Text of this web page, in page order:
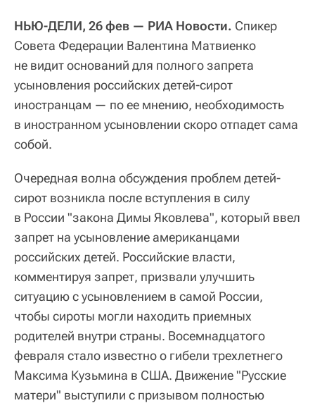
НЬЮ-ДЕЛИ, 26 фев — РИА Новости. Спикер
Совета Федерации Валентина Матвиенко
не видит оснований для полного запрета
усыновления российских детей-сирот
иностранцам — по ее мнению, необходимость
в иностранном усыновлении скоро отпадет сама
собой.
Очередная волна обсуждения проблем детей-
сирот возникла после вступления в силу
в России "закона Димы Яковлева", который ввел
запрет на усыновление американцами
российских детей. Российские власти,
комментируя запрет, призвали улучшить
ситуацию с усыновлением в самой России,
чтобы сироты могли находить приемных
родителей внутри страны. Восемнадцатого
февраля стало известно о гибели трехлетнего
Максима Кузьмина в США. Движение "Русские
матери" выступили с призывом полностью